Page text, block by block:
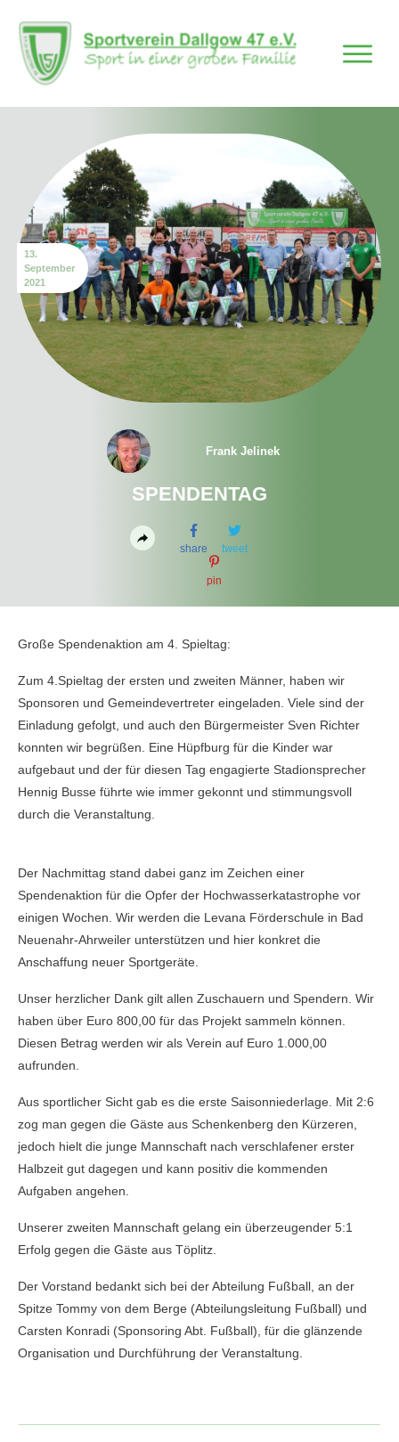
13.
September
2021
Frank Jelinek
SPENDENTAG
share tweet
pin
Große Spendenaktion am 4. Spieltag:
Zum 4.Spieltag der ersten und zweiten Männer, haben wir
Sponsoren und Gemeindevertreter eingeladen. Viele sind der
Einladung gefolgt, und auch den Bürgermeister Sven Richter
konnten wir begrüßen. Eine Hüpfburg für die Kinder war
aufgebaut und der für diesen Tag engagierte Stadionsprecher
Hennig Busse führte wie immer gekonnt und stimmungsvoll
durch die Veranstaltung.
Der Nachmittag stand dabei ganz im Zeichen einer
Spendenaktion für die Opfer der Hochwasserkatastrophe vor
einigen Wochen. Wir werden die Levana Förderschule in Bad
Neuenahr-Ahrweiler unterstützen und hier konkret die
Anschaffung neuer Sportgeräte.
Unser herzlicher Dank gilt allen Zuschauern und Spendern. Wir
haben über Euro 800,00 für das Projekt sammeln können.
Diesen Betrag werden wir als Verein auf Euro 1.000,00
aufrunden.
Aus sportlicher Sicht gab es die erste Saisonniederlage. Mit 2:6
zog man gegen die Gäste aus Schenkenberg den Kürzeren,
jedoch hielt die junge Mannschaft nach verschlafener erster
Halbzeit gut dagegen und kann positiv die kommenden
Aufgaben angehen.
Unserer zweiten Mannschaft gelang ein überzeugender 5:1
Erfolg gegen die Gäste aus Töplitz.
Der Vorstand bedankt sich bei der Abteilung Fußball, an der
Spitze Tommy von dem Berge (Abteilungsleitung Fußball) und
Carsten Konradi (Sponsoring Abt. Fußball), für die glänzende
Organisation und Durchführung der Veranstaltung.